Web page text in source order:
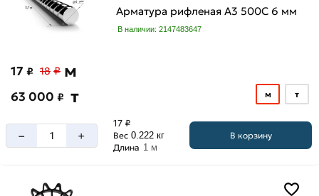
Арматура рифленая А3 500С 6 мм
В наличии: 2147483647
17 ₽ 18 ₽ м
63 000 ₽ т м т
– +
17 ₽
Вес 0.222 кг
Длина 1 м
В корзину